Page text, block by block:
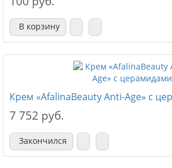
В корзину
Крем «AfalinaBeauty Anti-Age» с
7 752 руб.
Закончился